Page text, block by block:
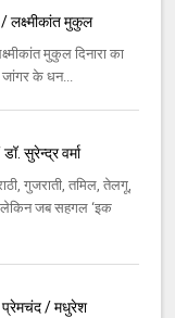
/ लक्ष्‍मीकांत मुकुल
मुकुल दिनारा का
जांगर के धन...
सुरेन्द्र वर्मा
गुजराती, तमिल, तेलगू,
लेकिन जब सहगल ‘इक
प्रेमचंद / मधुरेश